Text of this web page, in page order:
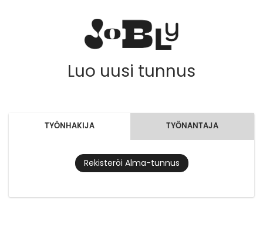
Luo uusi tunnus
TYÖNHAKIJA TYÖNANTAJA
Rekisteröi Alma-tunnus